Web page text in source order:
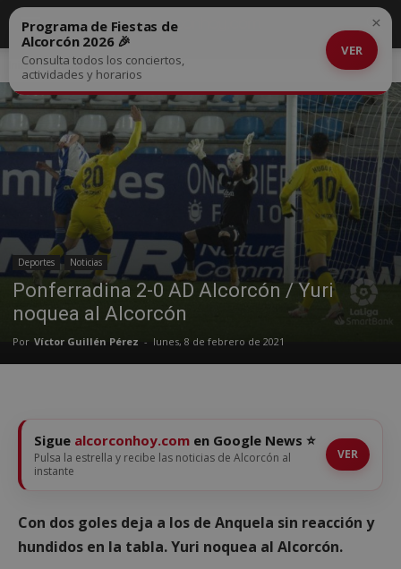
Inicio Deportes
Deportes Noticias
Ponferradina 2-0 AD Alcorcón / Yuri
noquea al Alcorcón
Por Víctor Guillén Pérez - lunes, 8 de febrero de 2021
Programa de Fiestas de
Alcorcón 2026 🎉
Consulta todos los conciertos,
actividades y horarios
VER
×
Sigue alcorconhoy.com en Google News ⭐
Pulsa la estrella y recibe las noticias de Alcorcón al
instante
VER
Con dos goles deja a los de Anquela sin reacción y
hundidos en la tabla. Yuri noquea al Alcorcón.